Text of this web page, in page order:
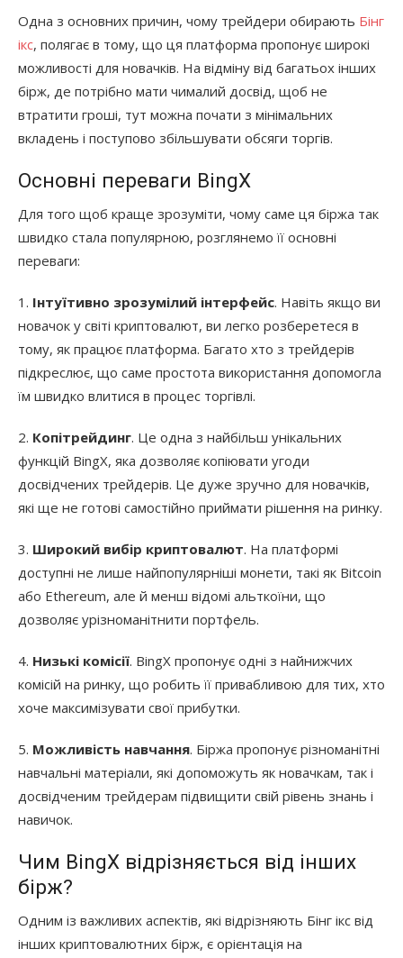
Одна з основних причин, чому трейдери обирають Бінг
ікс, полягає в тому, що ця платформа пропонує широкі
можливості для новачків. На відміну від багатьох інших
бірж, де потрібно мати чималий досвід, щоб не
втратити гроші, тут можна почати з мінімальних
вкладень і поступово збільшувати обсяги торгів.
Основні переваги BingX
Для того щоб краще зрозуміти, чому саме ця біржа так
швидко стала популярною, розглянемо її основні
переваги:
1. Інтуїтивно зрозумілий інтерфейс. Навіть якщо ви
новачок у світі криптовалют, ви легко розберетеся в
тому, як працює платформа. Багато хто з трейдерів
підкреслює, що саме простота використання допомогла
їм швидко влитися в процес торгівлі.
2. Копітрейдинг. Це одна з найбільш унікальних
функцій BingX, яка дозволяє копіювати угоди
досвідчених трейдерів. Це дуже зручно для новачків,
які ще не готові самостійно приймати рішення на ринку.
3. Широкий вибір криптовалют. На платформі
доступні не лише найпопулярніші монети, такі як Bitcoin
або Ethereum, але й менш відомі альткоїни, що
дозволяє урізноманітнити портфель.
4. Низькі комісії. BingX пропонує одні з найнижчих
комісій на ринку, що робить її привабливою для тих, хто
хоче максимізувати свої прибутки.
5. Можливість навчання. Біржа пропонує різноманітні
навчальні матеріали, які допоможуть як новачкам, так і
досвідченим трейдерам підвищити свій рівень знань і
навичок.
Чим BingX відрізняється від інших
бірж?
Одним із важливих аспектів, які відрізняють Бінг ікс від
інших криптовалютних бірж, є орієнтація на